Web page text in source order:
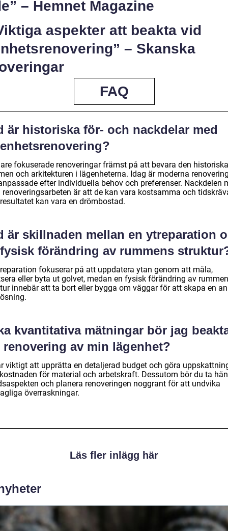
– Hemnet Magazine
aspekter att beakta vid
– Skanska
FAQ
är historiska för- och nackdelar med
fokuserade renoveringar främst på att bevara den historiska
och arkitekturen i lägenheterna. Idag är moderna
efter individuella behov och preferenser. Nackdelen
renoveringsarbeten är att de kan vara kostsamma och
kan vara en drömbostad.
är skillnaden mellan en ytreparation
förändring av rummens
fokuserar på att uppdatera ytan genom att måla,
eller byta ut golvet, medan en fysisk förändring av
innebär att ta bort eller bygga om väggar för att skapa en
kvantitativa mätningar bör jag
renovering av min lägenhet?
viktigt att upprätta en detaljerad budget och göra
för material och arbetskraft. Dessutom bör du ta
och planera renoveringen noggrant för att undvika
överraskningar.
Läs fler inlägg här